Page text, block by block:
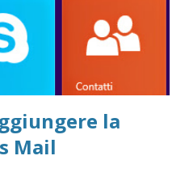
la
Mail